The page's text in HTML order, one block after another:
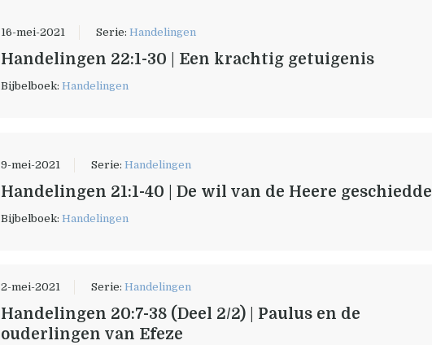
16-mei-2021 Serie:Handelingen
Handelingen 22:1-30 | Een krachtig getuigenis
Bijbelboek:Handelingen
9-mei-2021 Serie:Handelingen
Handelingen 21:1-40 | De wil van de Heere geschiedde
Bijbelboek:Handelingen
2-mei-2021 Serie:Handelingen
Handelingen 20:7-38 (Deel 2/2) | Paulus en de
ouderlingen van Efeze